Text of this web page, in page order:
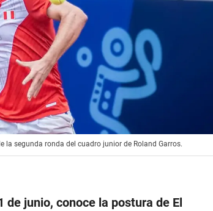
la segunda ronda del cuadro junior de Roland Garros.
de junio, conoce la postura de El